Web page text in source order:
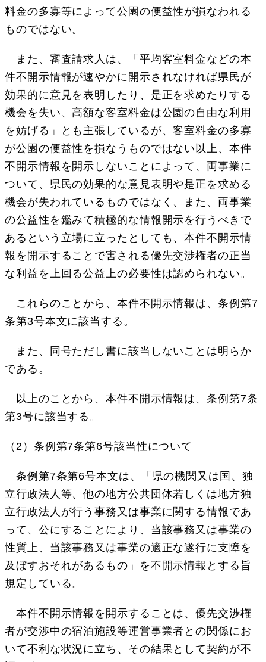
料金の多寡等によって公園の便益性が損なわれる
ものではない。
また、審査請求人は、「平均客室料金などの本
件不開示情報が速やかに開示されなければ県民が
効果的に意見を表明したり、是正を求めたりする
機会を失い、高額な客室料金は公園の自由な利用
を妨げる」とも主張しているが、客室料金の多寡
が公園の便益性を損なうものではない以上、本件
不開示情報を開示しないことによって、両事業に
ついて、県民の効果的な意見表明や是正を求める
機会が失われているものではなく、また、両事業
の公益性を鑑みて積極的な情報開示を行うべきで
あるという立場に立ったとしても、本件不開示情
報を開示することで害される優先交渉権者の正当
な利益を上回る公益上の必要性は認められない。
これらのことから、本件不開示情報は、条例第7
条第3号本文に該当する。
また、同号ただし書に該当しないことは明らか
である。
以上のことから、本件不開示情報は、条例第7条
第3号に該当する。
（2）条例第7条第6号該当性について
条例第7条第6号本文は、「県の機関又は国、独
立行政法人等、他の地方公共団体若しくは地方独
立行政法人が行う事務又は事業に関する情報であ
って、公にすることにより、当該事務又は事業の
性質上、当該事務又は事業の適正な遂行に支障を
及ぼすおそれがあるもの」を不開示情報とする旨
規定している。
本件不開示情報を開示することは、優先交渉権
者が交渉中の宿泊施設等運営事業者との関係にお
いて不利な状況に立ち、その結果として契約が不